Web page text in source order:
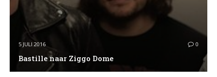
5 JULI 2016 0
Bastille naar Ziggo Dome